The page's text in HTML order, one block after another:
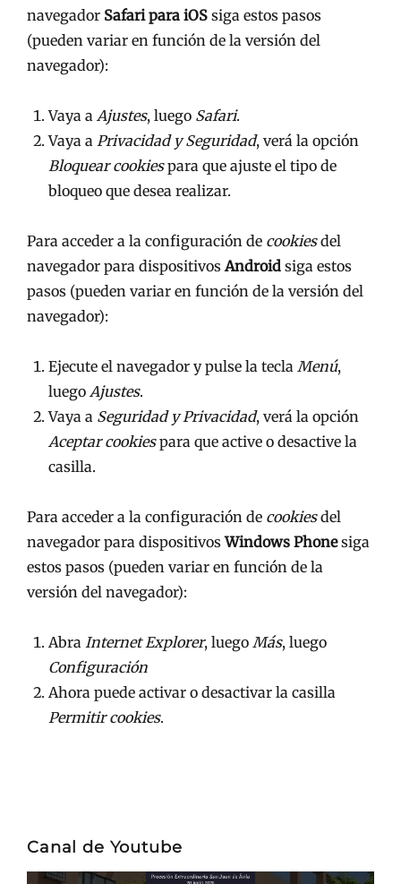
navegador Safari para iOS siga estos pasos
(pueden variar en función de la versión del
navegador):
Vaya a Ajustes, luego Safari.
Vaya a Privacidad y Seguridad, verá la opción
Bloquear cookiespara que ajuste el tipo de
bloqueo que desea realizar.
Para acceder a la configuración de cookiesdel
navegador para dispositivos Android siga estos
pasos (pueden variar en función de la versión del
navegador):
Ejecute el navegador y pulse la tecla Menú,
luego Ajustes.
Vaya a Seguridad y Privacidad, verá la opción
Aceptar cookiespara que active o desactive la
casilla.
Para acceder a la configuración de cookiesdel
navegador para dispositivosWindows Phonesiga
estos pasos (pueden variar en función de la
versión del navegador):
Abra Internet Explorer, luego Más, luego
Configuración
Ahora puede activar o desactivar la casilla
Permitir cookies.
Canal de Youtube